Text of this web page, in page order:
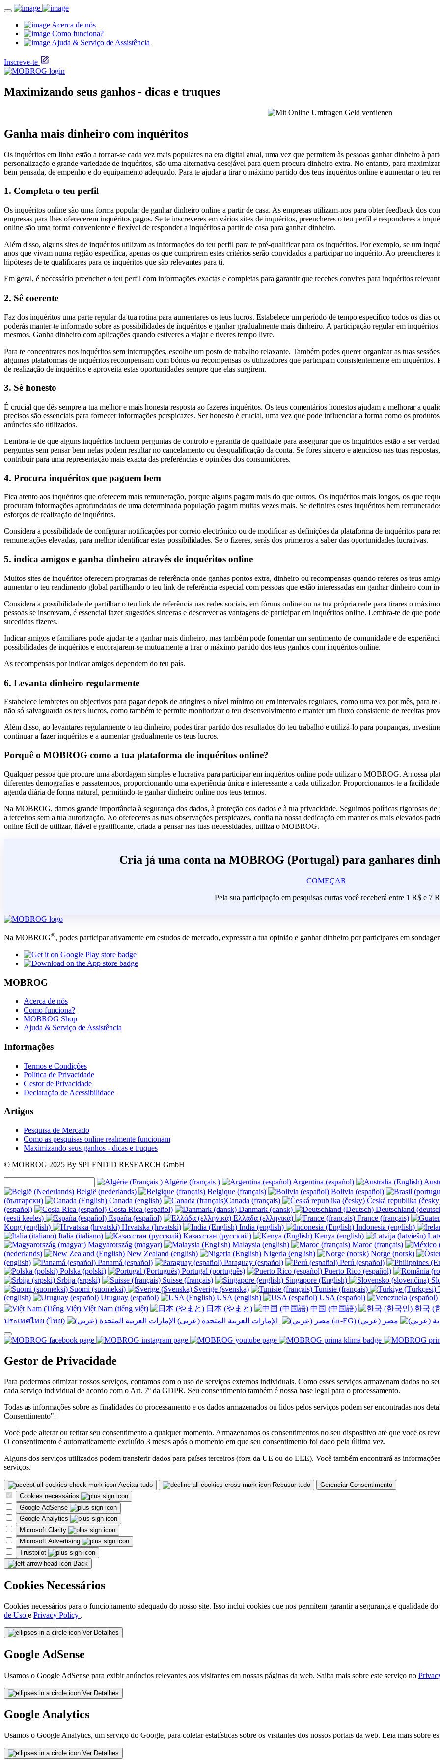
Acerca de nós
Como funciona?
Ajuda & Serviço de Assistência
Inscreve-te
Maximizando seus ganhos - dicas e truques
Ganha mais dinheiro com inquéritos
Os inquéritos em linha estão a tornar-se cada vez mais populares na era digital atual, uma vez que permitem às pessoas ganhar dinheiro à
personalização e grande variedade de inquéritos, são uma alternativa desejável para quem procura dinheiro extra. No entanto, para
bem pensada, de empenho e do equipamento adequado. Para te ajudar a tirar o máximo partido dos teus inquéritos online e aumentar o teu
1. Completa o teu perfil
Os inquéritos online são uma forma popular de ganhar dinheiro online a partir de casa. As empresas utilizam-nos para obter feedback dos
empresas para lhes oferecerem inquéritos pagos. Se te inscreveres em vários sites de inquéritos, preencheres o teu perfil e responderes a
online são uma forma conveniente e flexível de responder a inquéritos a partir de casa para ganhar dinheiro.
Além disso, alguns sites de inquéritos utilizam as informações do teu perfil para te pré-qualificar para os inquéritos. Por exemplo, se um
anos que vivam numa região específica, apenas os que cumprirem estes critérios serão convidados a participar no inquérito. Ao preencheres
hipóteses de te qualificares para os inquéritos que são relevantes para ti.
Em geral, é necessário preencher o teu perfil com informações exactas e completas para garantir que recebes convites para inquéritos
2. Sê coerente
Faz dos inquéritos uma parte regular da tua rotina para aumentares os teus lucros. Estabelece um período de tempo específico todos os dias
poderás manter-te informado sobre as possibilidades de inquéritos e ganhar gradualmente mais dinheiro. A participação regular em
mesmos. Ganha dinheiro com aplicações quando estiveres a viajar e tiveres tempo livre.
Para te concentrares nos inquéritos sem interrupções, escolhe um posto de trabalho relaxante. Também podes querer organizar as tuas
algumas plataformas de inquéritos recompensam com bónus ou recompensas os utilizadores que participam consistentemente em
de realização de inquéritos e aproveita estas oportunidades sempre que elas surgirem.
3. Sê honesto
É crucial que dês sempre a tua melhor e mais honesta resposta ao fazeres inquéritos. Os teus comentários honestos ajudam a melhorar a
precisos são essenciais para fornecer informações perspicazes. Ser honesto é crucial, uma vez que pode influenciar a forma como os
anúncios são utilizados.
Lembra-te de que alguns inquéritos incluem perguntas de controlo e garantia de qualidade para assegurar que os inquiridos estão a ser
perguntas sem pensar bem nelas podem resultar no cancelamento ou desqualificação da conta. Se fores sincero e atencioso nas tuas
contribuir para uma representação mais exacta das preferências e opiniões dos consumidores.
4. Procura inquéritos que paguem bem
Fica atento aos inquéritos que oferecem mais remuneração, porque alguns pagam mais do que outros. Os inquéritos mais longos, os que
procuram informações aprofundadas de uma determinada população pagam muitas vezes mais. Se definires estes inquéritos bem
esforços de realização de inquéritos.
Considera a possibilidade de configurar notificações por correio electrónico ou de modificar as definições da plataforma de inquéritos para
remunerações elevadas, para melhor identificar estas possibilidades. Se o fizeres, serás dos primeiros a saber das oportunidades lucrativas.
5. indica amigos e ganha dinheiro através de inquéritos online
Muitos sites de inquéritos oferecem programas de referência onde ganhas pontos extra, dinheiro ou recompensas quando referes os teus
aumentar o teu rendimento global partilhando o teu link de referência especial com pessoas que estão interessadas em ganhar dinheiro com
Considera a possibilidade de partilhar o teu link de referência nas redes sociais, em fóruns online ou na tua própria rede para tirares o
pessoas se inscrevam, é essencial fazer sugestões sinceras e descrever as vantagens de participar em inquéritos online. Lembra-te de que
sucedidas fizeres.
Indicar amigos e familiares pode ajudar-te a ganhar mais dinheiro, mas também pode fomentar um sentimento de comunidade e de
possibilidades de inquéritos e encorajarem-se mutuamente a tirar o máximo partido dos teus ganhos com inquéritos online.
As recompensas por indicar amigos dependem do teu país.
6. Levanta dinheiro regularmente
Estabelece lembretes ou objectivos para pagar depois de atingires o nível mínimo ou em intervalos regulares, como uma vez por mês, para
não só salvaguarda os teus lucros, como também te permite monitorizar o teu desenvolvimento e manter um fluxo consistente de receitas
Além disso, ao levantares regularmente o teu dinheiro, podes tirar partido dos resultados do teu trabalho e utilizá-lo para poupanças,
continuar a fazer inquéritos e a aumentar gradualmente os teus lucros.
Porquê o MOBROG como a tua plataforma de inquéritos online?
Qualquer pessoa que procure uma abordagem simples e lucrativa para participar em inquéritos online pode utilizar o MOBROG. A nossa
diferentes demografias e passatempos, proporcionando uma experiência única e interessante a cada utilizador. Proporcionamos-te a
agenda diária de forma natural, permitindo-te ganhar dinheiro online nos teus termos.
Na MOBROG, damos grande importância à segurança dos dados, à proteção dos dados e à tua privacidade. Seguimos políticas rigorosas
a terceiros sem a tua autorização. Ao ofereceres as tuas observações perspicazes, confia na nossa dedicação em manter os mais elevados
online fácil de utilizar, fiável e gratificante, criada a pensar nas tuas necessidades, utiliza o MOBROG.
Cria já uma conta na MOBROG (Portugal) para ganhares
COMEÇAR
Pela sua participação em pesquisas curtas você receberá entre 1 R$ e 7
Na MOBROG®, podes participar ativamente em estudos de mercado, expressar a tua opinião e ganhar dinheiro por participares em
MOBROG
Acerca de nós
Como funciona?
MOBROG Shop
Ajuda & Serviço de Assistência
Informações
Termos e Condições
Política de Privacidade
Gestor de Privacidade
Declaração de Acessibilidade
Artigos
Pesquisa de Mercado
Como as pesquisas online realmente funcionam
Maximizando seus ganhos - dicas e truques
© MOBROG 2025 By SPLENDID RESEARCH GmbH
Algérie (français ) Argentina (español)
België (nederlands)
Belgique (français) Bolivia (español)
(български)
Canada (english) Canada (français) Česká republika
(español)
Costa Rica (español) Danmark (dansk) Deutschland
(eesti keeles)
España (español) Ελλάδα (ελληνικά) France (français)
Kong (english)
Hrvatska (hrvatski) India (english) Indonesia (english)
Italia (italiano)
Казахстан (русский) Kenya (english)
Magyarország (magyar)
Malaysia (english) Maroc (français)
(nederlands)
New Zealand (english) Nigeria (english) Norge (norsk)
(english)
Panamá (español) Paraguay (español) Perú (español)
Polska (polski)
Portugal (português) Puerto Rico (español)
Srbija (srpski)
Suisse (français) Singapore (English)
Suomi (suomeksi)
Sverige (svenska) Tunisie (français)
(english)
Uruguay (español) USA (english) USA (español)
Việt Nam (tiếng việt)
日本 (やまと) 中国 (中国語) 한국 (
ประเทศไทย (ไทย)
Gestor de Privacidade
Para podermos otimizar nossos serviços, contamos com o uso de serviços externos individuais. Como esses serviços armazenam dados no
cada serviço individual de acordo com o Art. 7º da GDPR. Seu consentimento também é nossa base legal para o processamento.
Todas as informações sobre as finalidades do processamento e os dados armazenados ou lidos pelos serviços podem ser encontradas nos
Consentimento".
Você pode alterar ou retirar seu consentimento a qualquer momento. Armazenamos os consentimentos no seu dispositivo até que você os
O consentimento é automaticamente excluído 3 meses após o momento em que seu consentimento foi dado pela última vez.
Alguns dos serviços utilizados podem transferir dados para países terceiros (fora da UE ou do EEE). Você também encontrará as
serviços.
Aceitar tudo Recusar tudo
Gerenciar Consentimento
Cookies necessários
Google AdSense
Google Analytics
Microsoft Clarity
Microsoft Advertising
Trustpilot
Back
Cookies Necessários
Cookies necessários para o funcionamento adequado do nosso site. Isso inclui cookies que nos permitem garantir a segurança e qualidade
de Uso e Privacy Policy .
Ver Detalhes
Google AdSense
Usamos o Google AdSense para exibir anúncios relevantes aos visitantes em nossas páginas da web. Saiba mais sobre este serviço no
Ver Detalhes
Google Analytics
Usamos o Google Analytics, um serviço do Google, para coletar estatísticas sobre os visitantes dos nossos portais da web. Leia mais sobre
Ver Detalhes